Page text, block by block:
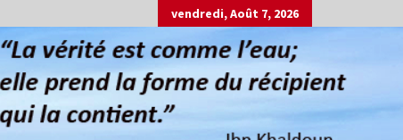
vendredi, Août 7, 2026